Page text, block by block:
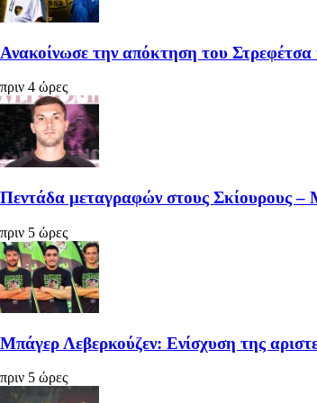
Ανακοίνωσε την απόκτηση του
πριν 4 ώρες
Πεντάδα μεταγραφών στους Σκίουρους
πριν 5 ώρες
Μπάγερ Λεβερκούζεν: Ενίσχυση της
πριν 5 ώρες